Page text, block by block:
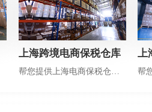
上海跨境电商保税仓库
帮您提供上海电商保税仓储服务
上